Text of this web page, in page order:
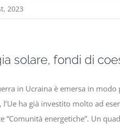
2023
solare, fondi di
in Ucraina è emersa in
l’Ue ha già investito molto ad
“Comunità energetiche”. Un